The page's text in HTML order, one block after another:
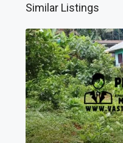
Similar Listings